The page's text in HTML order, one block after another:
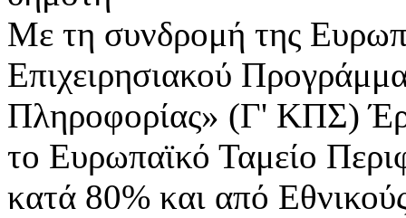
Με τη συνδρομή της
Επιχειρησιακού
Πληροφορίας» (Γ' ΚΠΣ)
το Ευρωπαϊκό Ταμείο
κατά 80% και από